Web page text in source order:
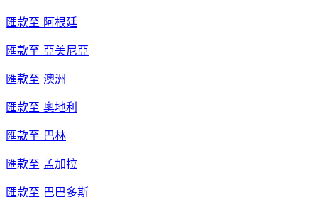
匯款至 阿根廷
匯款至 亞美尼亞
匯款至 澳洲
匯款至 奧地利
匯款至 巴林
匯款至 孟加拉
匯款至 巴巴多斯